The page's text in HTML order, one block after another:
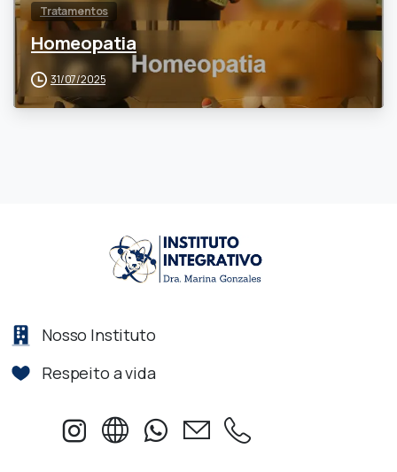
Tratamentos
Homeopatia
31/07/2025
Nosso Instituto
Respeito a vida